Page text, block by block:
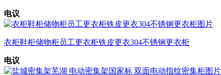
电议
衣柜鞋柜储物柜员工更衣柜铁皮更衣304不锈钢更衣柜
电议